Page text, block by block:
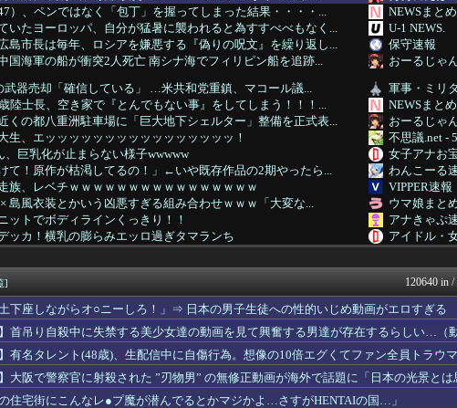
）、ペンではなく「包丁」を握ってしまった結果・・・・...
NEWSまと
いたヨーロッパ、自分が猛暑に襲われると為すすべべもなく...
U-1 NEWS.
島市長は毎年、ロシアを嫌悪する『偽りの呪文』を繰り返し...
保守速報
国海軍の船が衝突2人死亡 南シナ海でフィリピン船を追跡...
おーるじゃ
武器売却「確信している」 …米共和党重鎮、マコール議...
軍事・ミリ
陸士長、空き家で『とんでもない事』をしてしまう！！！...
NEWSまと
くの都八重洲駐車場に「巨大地下シェルター」整備を正式表...
おーるじゃ
生、エッッッッッッッッッッッッッッッッ！
不思議.net -
、巨乳化が止まらない様子wwwww
女子アナお
て！原作が枯渇してるの！」←いや既存作品の2期やったら...
わんこーる
族、レベチｗｗｗｗｗｗｗｗｗｗｗｗｗｗｗｗ
VIPPER速報
島風衣装とかいう凶悪すぎる組み合わせｗｗｗ「大変な...
ウマ娘まと
トでボディラインくっきり！！
アナきゃぷ
ッカ！横乳の膨らみエッロ過ぎタマランち
アイドル・
理カメラを設置されてしょんぼり顔
アルファル
んがチョロくて可愛いwwwwwww （※画像あり）
ラビット速
、Kindle、FireTVStick、Echo...
ほんわかMkⅡ
る賃上げを日本に定着させる」 →国家公務員月給3.51...
みそパン
んだ人 咽び泣くｗｗｗ
【2ch】ニュ
コスピ上昇のきっかけに！？」→「今度はコスピを上昇させ...
韓国ニュー
ォールコレクションを祝し阪急うめだ本店で特...
ファ板速報
ースポットに。「ラッキーカラーアイテム」特集ペー...
ファ板速報
」2026年秋冬コレクション「Elec...
ファ板速報
] 120640 in
下座しながらオ○ニーしろ！」⇒ 日本の男子生徒への性的いじめ動画がエロすぎる
】首吊り自殺中に失禁する美少女達の動画を見て興奮する男達が存在するらしい…（
】有名タレント(48歳)、生配信中に自傷行為。想像の10倍エグくてファン全員トラウ
】大阪で警察官に射殺された ”刃物男” の無修正動画が海外で話題に「日本の光景とは
住宅街にこんなレ●プ魔が潜んでるとかマジかよ…さすがHENTAIの国…」